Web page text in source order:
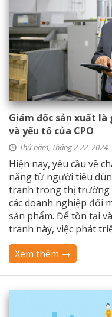
Giám đốc sản xuất là
và yếu tố của CPO
Thứ năm, Tháng 2 22, 2024
Hiện nay, yêu cầu về
năng từ người tiêu
tranh trong thị trường
các doanh nghiệp đối
sản phẩm. Để tồn tại
tranh này, việc phát
Xem thêm →